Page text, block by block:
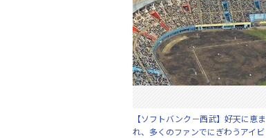
【ソフトバンク－西武】好天に恵ま
れ、多くのファンでにぎわうアイビ